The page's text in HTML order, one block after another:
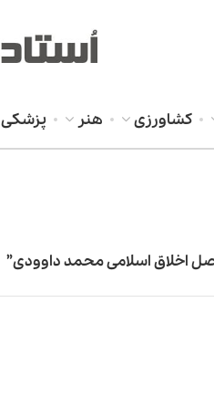
کشاورزی هنر پزشکی
اخلاق اسلامی محمد داوودی”